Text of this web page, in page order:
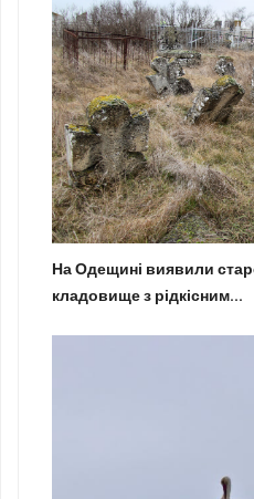
На Одещині виявили
кладовище з рідкісним...